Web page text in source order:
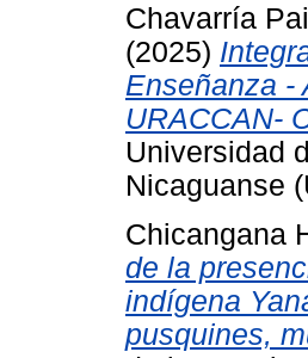
Chavarría
(2025)
Enseñanza -
URACCAN-
Universidad
Nicaguanse
Chicangana
de la
indígena
pusquines,